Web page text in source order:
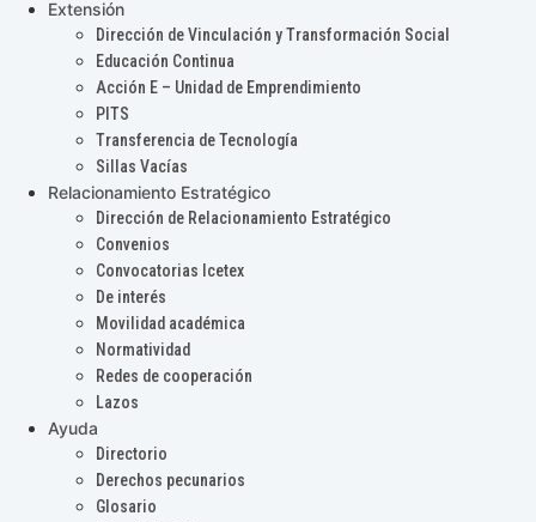
Extensión
Dirección de Vinculación y Transformación Social
Educación Continua
Acción E – Unidad de Emprendimiento
PITS
Transferencia de Tecnología
Sillas Vacías
Relacionamiento Estratégico
Dirección de Relacionamiento Estratégico
Convenios
Convocatorias Icetex
De interés
Movilidad académica
Normatividad
Redes de cooperación
Lazos
Ayuda
Directorio
Derechos pecunarios
Glosario